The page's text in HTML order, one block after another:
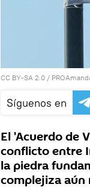
CC BY-SA 2.0 /
Síguenos en
El 'Acuerdo de
conflicto entre
la piedra
complejiza aún